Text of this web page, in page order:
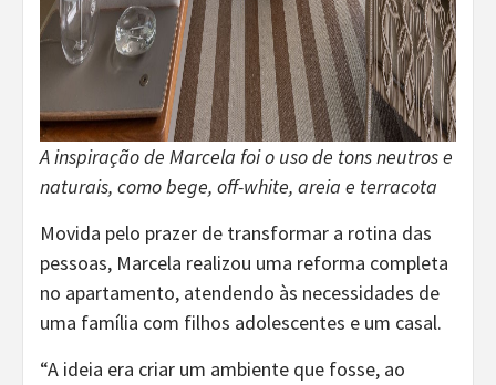
A inspiração de Marcela foi o uso de tons neutros e
naturais, como bege, off-white, areia e terracota
Movida pelo prazer de transformar a rotina das
pessoas, Marcela realizou uma reforma completa
no apartamento, atendendo às necessidades de
uma família com filhos adolescentes e um casal.
“A ideia era criar um ambiente que fosse, ao